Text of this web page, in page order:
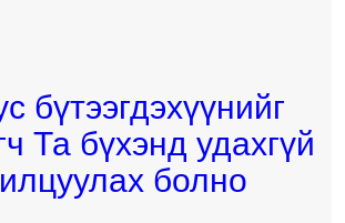
бүтээгдэхүүнийг
Та бүхэнд удахгүй
болно